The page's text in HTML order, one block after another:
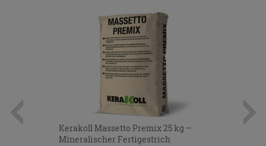
Kerakoll Massetto Premix 25 kg –
Mineralischer Fertigestrich